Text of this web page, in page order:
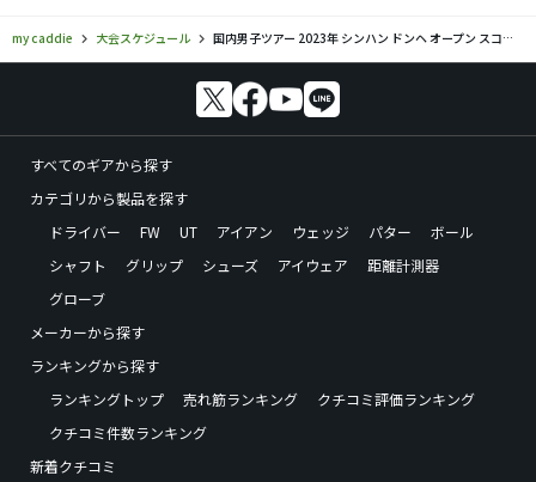
my caddie 大会スケジュール 国内男子ツアー 2023年 シンハン ドンヘ オープン スコア結果 リーダーボード
すべてのギアから探す
カテゴリから製品を探す
ドライバー
FW UT アイアン ウェッジ パター
ボール
シャフト
グリップ シューズ アイウェア
距離計測器
グローブ
メーカーから探す
ランキングから探す
ランキングトップ
売れ筋ランキング
クチコミ評価ランキング
クチコミ件数ランキング
新着クチコミ